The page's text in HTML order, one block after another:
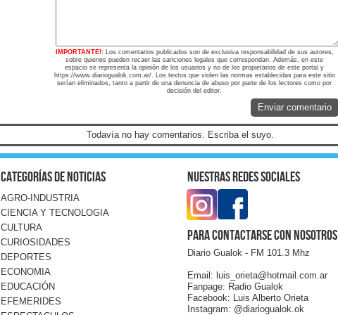
IMPORTANTE!: Los comentarios publicados son de exclusiva responsabilidad de sus autores,
sobre quienes pueden recaer las sanciones legales que correspondan. Además, en este
espacio se representa la opinión de los usuarios y no de los propietarios de este portal y
https://www.diariogualok.com.ar/. Los textos que violen las normas establecidas para este sitio
serían eliminados, tanto a partir de una denuncia de abuso por parte de los lectores como por
decisión del editor.
Enviar comentario
Todavía no hay comentarios. Escriba el suyo.
Categorías de noticias
AGRO-INDUSTRIA
CIENCIA Y TECNOLOGIA
CULTURA
CURIOSIDADES
DEPORTES
ECONOMIA
EDUCACIÓN
EFEMERIDES
Nuestras redes sociales
Para contactarse con nosotros
Diario Gualok - FM 101.3 Mhz
Email: luis_orieta@hotmail.com.ar
Fanpage: Radio Gualok
Facebook: Luis Alberto Orieta
Instagram: @diariogualok.ok